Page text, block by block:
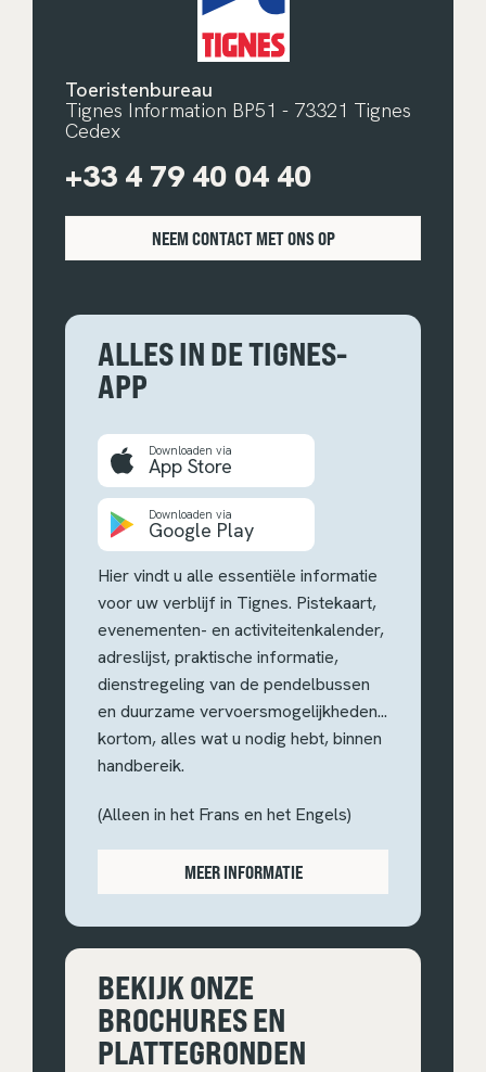
Toeristenbureau
Tignes Information BP51 - 73321 Tignes
Cedex
+33 4 79 40 04 40
NEEM CONTACT MET ONS OP
ALLES IN DE TIGNES-
APP
Downloaden via
App Store
Downloaden via
Google Play
Hier vindt u alle essentiële informatie
voor uw verblijf in Tignes. Pistekaart,
evenementen- en activiteitenkalender,
adreslijst, praktische informatie,
dienstregeling van de pendelbussen
en duurzame vervoersmogelijkheden...
kortom, alles wat u nodig hebt, binnen
handbereik.
(Alleen in het Frans en het Engels)
MEER INFORMATIE
BEKIJK ONZE
BROCHURES EN
PLATTEGRONDEN